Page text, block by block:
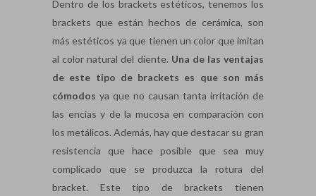
Dentro de los brackets estéticos, tenemos los
brackets que están hechos de cerámica, son
más estéticos ya que tienen un color que imitan
al color natural del diente. Una de las ventajas
de este tipo de brackets es que son más
cómodos ya que no causan tanta irritación de
las encías y de la mucosa en comparación con
los metálicos. Además, hay que destacar su gran
resistencia que hace posible que sea muy
complicado que se produzca la rotura del
bracket. Este tipo de brackets tienen